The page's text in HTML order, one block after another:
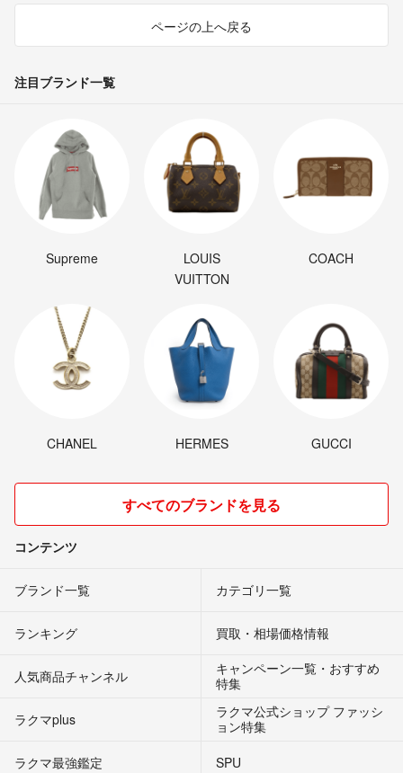
ページの上へ戻る
注目ブランド一覧
Supreme
LOUIS
VUITTON
COACH
CHANEL HERMES GUCCI
すべてのブランドを見る
コンテンツ
ブランド一覧 カテゴリ一覧
ランキング 買取・相場価格情報
人気商品チャンネル
キャンペーン一覧・おすすめ
特集
ラクマplus
ラクマ公式ショップ ファッシ
ョン特集
ラクマ最強鑑定
SPU